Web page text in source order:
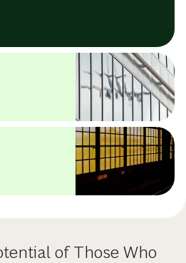
of Those Who